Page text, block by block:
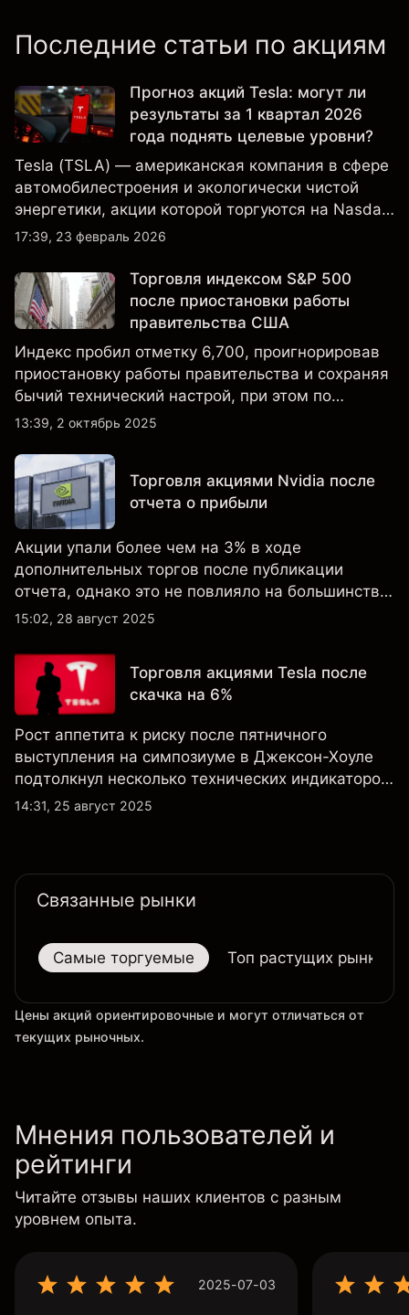
Последние статьи по акциям
Прогноз акций Tesla: могут ли
результаты за 1 квартал 2026
года поднять целевые уровни?
Tesla (TSLA) — американская компания в сфере
автомобилестроения и экологически чистой
энергетики, акции которой торгуются на Nasdaq
и находятся под пристальным вниманием
результатами, данными о поставках и развитием
технологий и производства.
17:39, 23 февраль 2026
Торговля индексом S&P 500
после приостановки работы
правительства США
Индекс пробил отметку 6,700, проигнорировав
приостановку работы правительства и сохраняя
бычий технический настрой, при этом по
настроениям клиенты остаются
13:39, 2 октябрь 2025
Торговля акциями Nvidia после
отчета о прибыли
Акции упали более чем на 3% в ходе
дополнительных торгов после публикации
отчета, однако это не повлияло на большинство
ключевых технических индикаторов, а
крайне оптимистичными.
15:02, 28 август 2025
Торговля акциями Tesla после
скачка на 6%
Рост аппетита к риску после пятничного
выступления на симпозиуме в Джексон-Хоуле
подтолкнул несколько технических индикаторов
по акциям Tesla к положительным значениям,
14:31, 25 август 2025
Связанные рынки
Самые торгуемые Топ растущих рынков
Цены акций ориентировочные и могут отличаться от
текущих рыночных.
Мнения пользователей и
рейтинги
Читайте отзывы наших клиентов с разным
уровнем опыта.
2025-07-03